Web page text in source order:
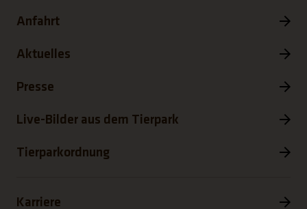
Anfahrt
Aktuelles
Presse
Live-Bilder aus dem Tierpark
Tierparkordnung
Karriere